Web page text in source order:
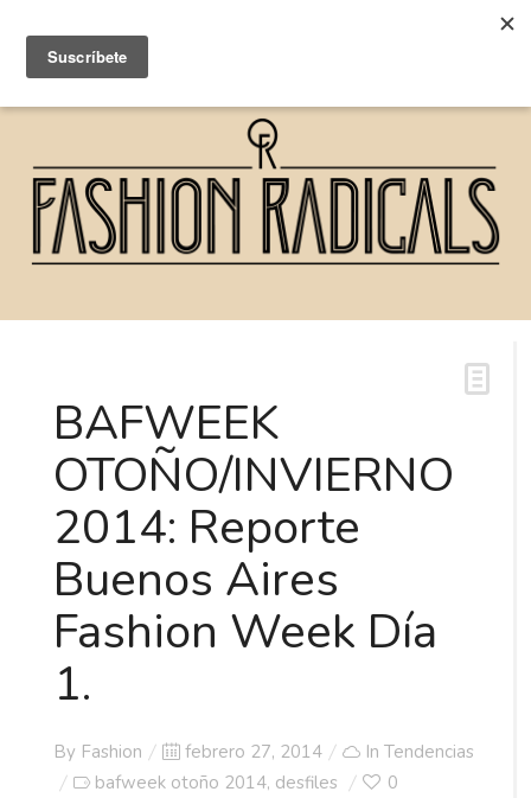
BAFWEEK
OTOÑO/INVIERNO
2014: Reporte
Buenos Aires
Fashion Week Día
1.
By Fashion
Posted
on
febrero 27, 2014 In Tendencias
bafweek otoño 2014, desfiles 0